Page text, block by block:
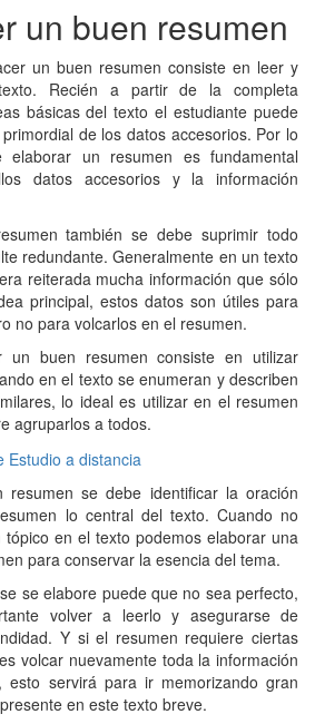
un buen resumen
un buen resumen consiste en leer y
Recién a partir de la completa
básicas del texto el estudiante puede
de los datos accesorios. Por lo
un resumen es fundamental
datos accesorios y la información
también se debe suprimir todo
redundante. Generalmente en un texto
reiterada mucha información que sólo
principal, estos datos son útiles para
no para volcarlos en el resumen.
un buen resumen consiste en utilizar
en el texto se enumeran y describen
lo ideal es utilizar en el resumen
agruparlos a todos.
resumen se debe identificar la oración
lo central del texto. Cuando no
en el texto podemos elaborar una
para conservar la esencia del tema.
se elabore puede que no sea perfecto,
volver a leerlo y asegurarse de
Y si el resumen requiere ciertas
volcar nuevamente toda la información
esto servirá para ir memorizando gran
en este texto breve.